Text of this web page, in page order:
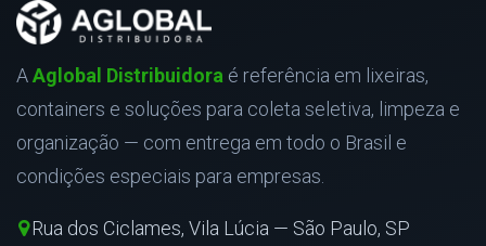
AAglobal Distribuidora é referência em lixeiras,
containers e soluções para coleta seletiva, limpeza e
organização — com entrega em todo o Brasil e
condições especiais para empresas.
Rua dos Ciclames, Vila Lúcia — São Paulo, SP